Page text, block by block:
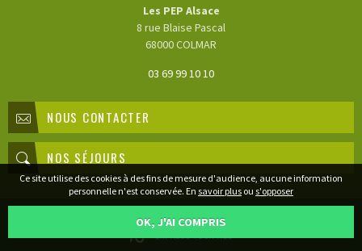
Les PEP Alsace
8 rue Blaise Pascal
68000COLMAR
03 69 99 10 10
NOUS CONTACTER
NOS SÉJOURS
Mentions légales
Ce site utilise des cookies à des fins de mesure d'audience, aucune information
personnelle n'est conservée. En savoir plus ou s'opposer
OK, J'AI COMPRIS